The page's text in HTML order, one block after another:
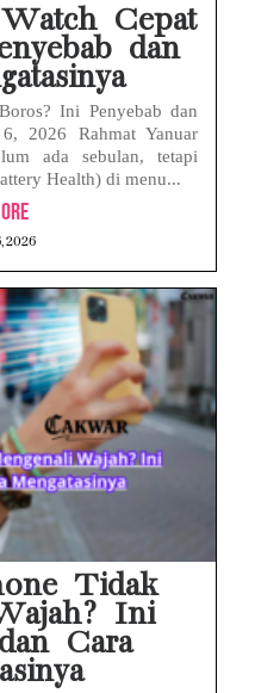
Cepat
dan
Ini Penyebab dan
2026 Rahmat Yanuar
ada sebulan, tetapi
Health) di menu...
2026
Tidak
Ini
Cara